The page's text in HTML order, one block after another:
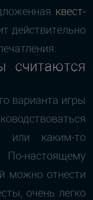
квест-
действительно
считаются
варианта игры
или каким-то
настоящему
можно отнести
очень легко